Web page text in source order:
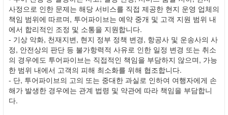
사정으로 인한 문제는 해당 서비스를 직접 제공한 현지 운영 업체의
책임 범위에 따르며, 투어파이브는 예약 중개 및 고객 지원 범위 내
에서 합리적인 조정 및 소통을 지원합니다.
- 기상 악화, 천재지변, 현지 정부 정책 변경, 항공사 및 운송사의 사
정, 안전상의 판단 등 불가항력적 사유로 인한 일정 변경 또는 취소
의 경우에도 투어파이브는 직접적인 책임을 부담하지 않으며, 가능
한 범위 내에서 고객의 피해 최소화를 위해 협조합니다.
- 단, 투어파이브의 고의 또는 중대한 과실로 인하여 여행자에게 손
해가 발생한 경우에는 관계 법령 및 약관에 따라 책임을 부담합니
다.